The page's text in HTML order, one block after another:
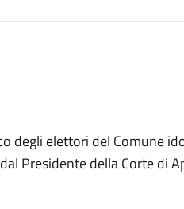
degli elettori del Comune
Presidente della Corte di